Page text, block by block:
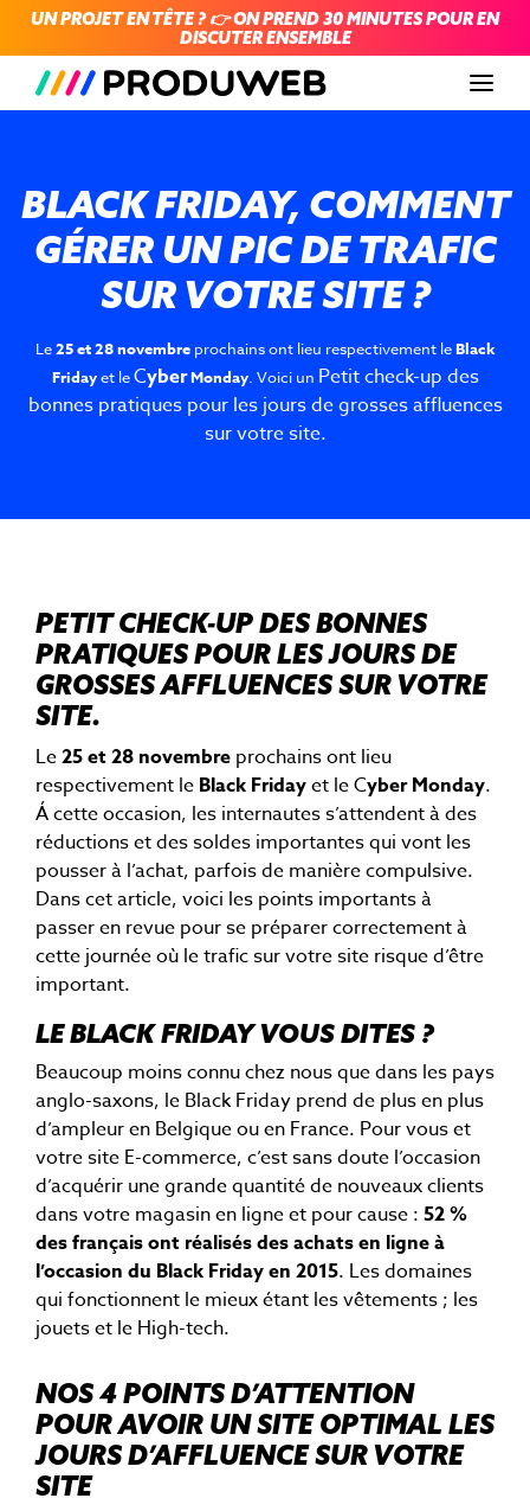
UN PROJET EN TÊTE ? 👉 ON PREND 30 MINUTES POUR EN
DISCUTER ENSEMBLE
Menu
BLACK FRIDAY, COMMENT
GÉRER UN PIC DE TRAFIC
SUR VOTRE SITE ?
Le25 et 28 novembreprochains ont lieu respectivement leBlack
Fridayet leCyberMonday. Voici un Petit check-up des
bonnes pratiques pour les jours de grosses affluences
sur votre site.
PETIT CHECK-UP DES BONNES
PRATIQUES POUR LES JOURS DE
GROSSES AFFLUENCES SUR VOTRE
SITE.
Le25 et 28 novembre prochains ont lieu
respectivement le Black Fridayet le CyberMonday.
Á cette occasion, les internautes s’attendent à des
réductions et des soldes importantes qui vont les
pousser à l’achat, parfois de manière compulsive.
Dans cet article, voici les points importants à
passer en revue pour se préparer correctement à
cette journée où le trafic sur votre site risque d’être
important.
LE BLACK FRIDAY VOUS DITES ?
Beaucoup moins connu chez nous que dans les pays
anglo-saxons, le Black Friday prend de plus en plus
d’ampleur en Belgique ou en France. Pour vous et
votre site E-commerce, c’est sans doute l’occasion
d’acquérir une grande quantité de nouveaux clients
dans votre magasin en ligne et pour cause : 52 %
des français ont réalisés des achats en ligne à
l’occasion du Black Friday en 2015. Les domaines
qui fonctionnent le mieux étant les vêtements ; les
jouets et le High-tech.
NOS 4 POINTS D’ATTENTION
POUR AVOIR UN SITE OPTIMAL LES
JOURS D’AFFLUENCE SUR VOTRE
SITE